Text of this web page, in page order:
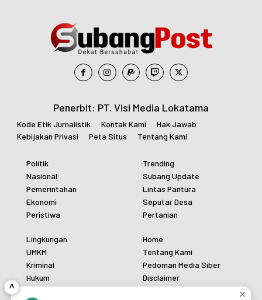
Penerbit: PT. Visi Media Lokatama
Kode Etik Jurnalistik Kontak Kami
Hak Jawab
Kebijakan Privasi
Peta Situs Tentang Kami
Politik
Nasional
Pemerintahan
Ekonomi
Peristiwa
Trending
Subang Update
Lintas Pantura
Seputar Desa
Pertanian
Lingkungan
UMKM
Kriminal
Hukum
Home
Tentang Kami
Pedoman Media Siber
Disclaimer
^
✕